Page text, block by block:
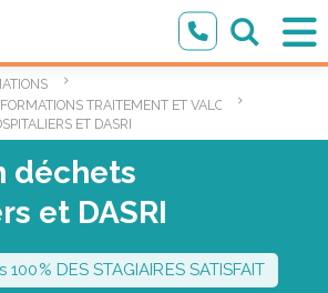
FORMATIONS TRAITEMENT ET VALORISATION DES
ET DASRI
déchets
et DASRI
DES STAGIAIRES SATISFAIT